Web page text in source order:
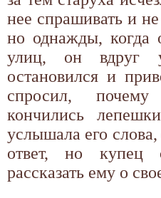
нее спрашивать и
но однажды,
улиц, он вдруг
остановился и
спросил,
кончились
услышала его
ответ, но купец
рассказать ему о